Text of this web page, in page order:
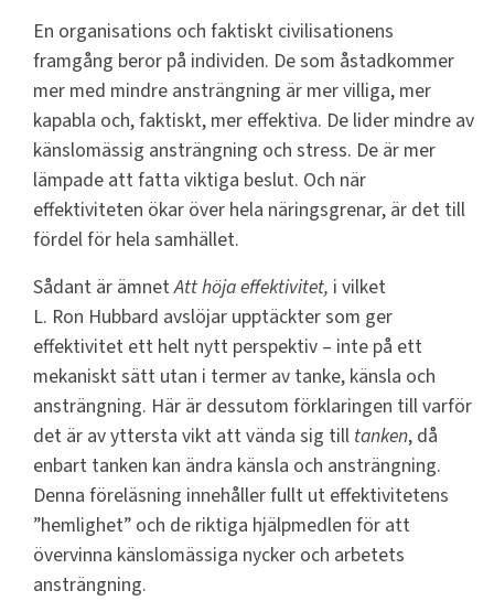
En organisations och faktiskt civilisationens
framgång beror på individen. De som åstadkommer
mer med mindre ansträngning är mer villiga, mer
kapabla och, faktiskt, mer effektiva. De lider mindre av
känslomässig ansträngning och stress. De är mer
lämpade att fatta viktiga beslut. Och när
effektiviteten ökar över hela näringsgrenar, är det till
fördel för hela samhället.
Sådant är ämnetAtt höja effektivitet, i vilket
L. Ron Hubbard avslöjar upptäckter som ger
effektivitet ett helt nytt perspektiv – inte på ett
mekaniskt sätt utan i termer av tanke, känsla och
ansträngning. Här är dessutom förklaringen till varför
det är av yttersta vikt att vända sig till tanken, då
enbart tanken kan ändra känsla och ansträngning.
Denna föreläsning innehåller fullt ut effektivitetens
”hemlighet” och de riktiga hjälpmedlen för att
övervinna känslomässiga nycker och arbetets
ansträngning.